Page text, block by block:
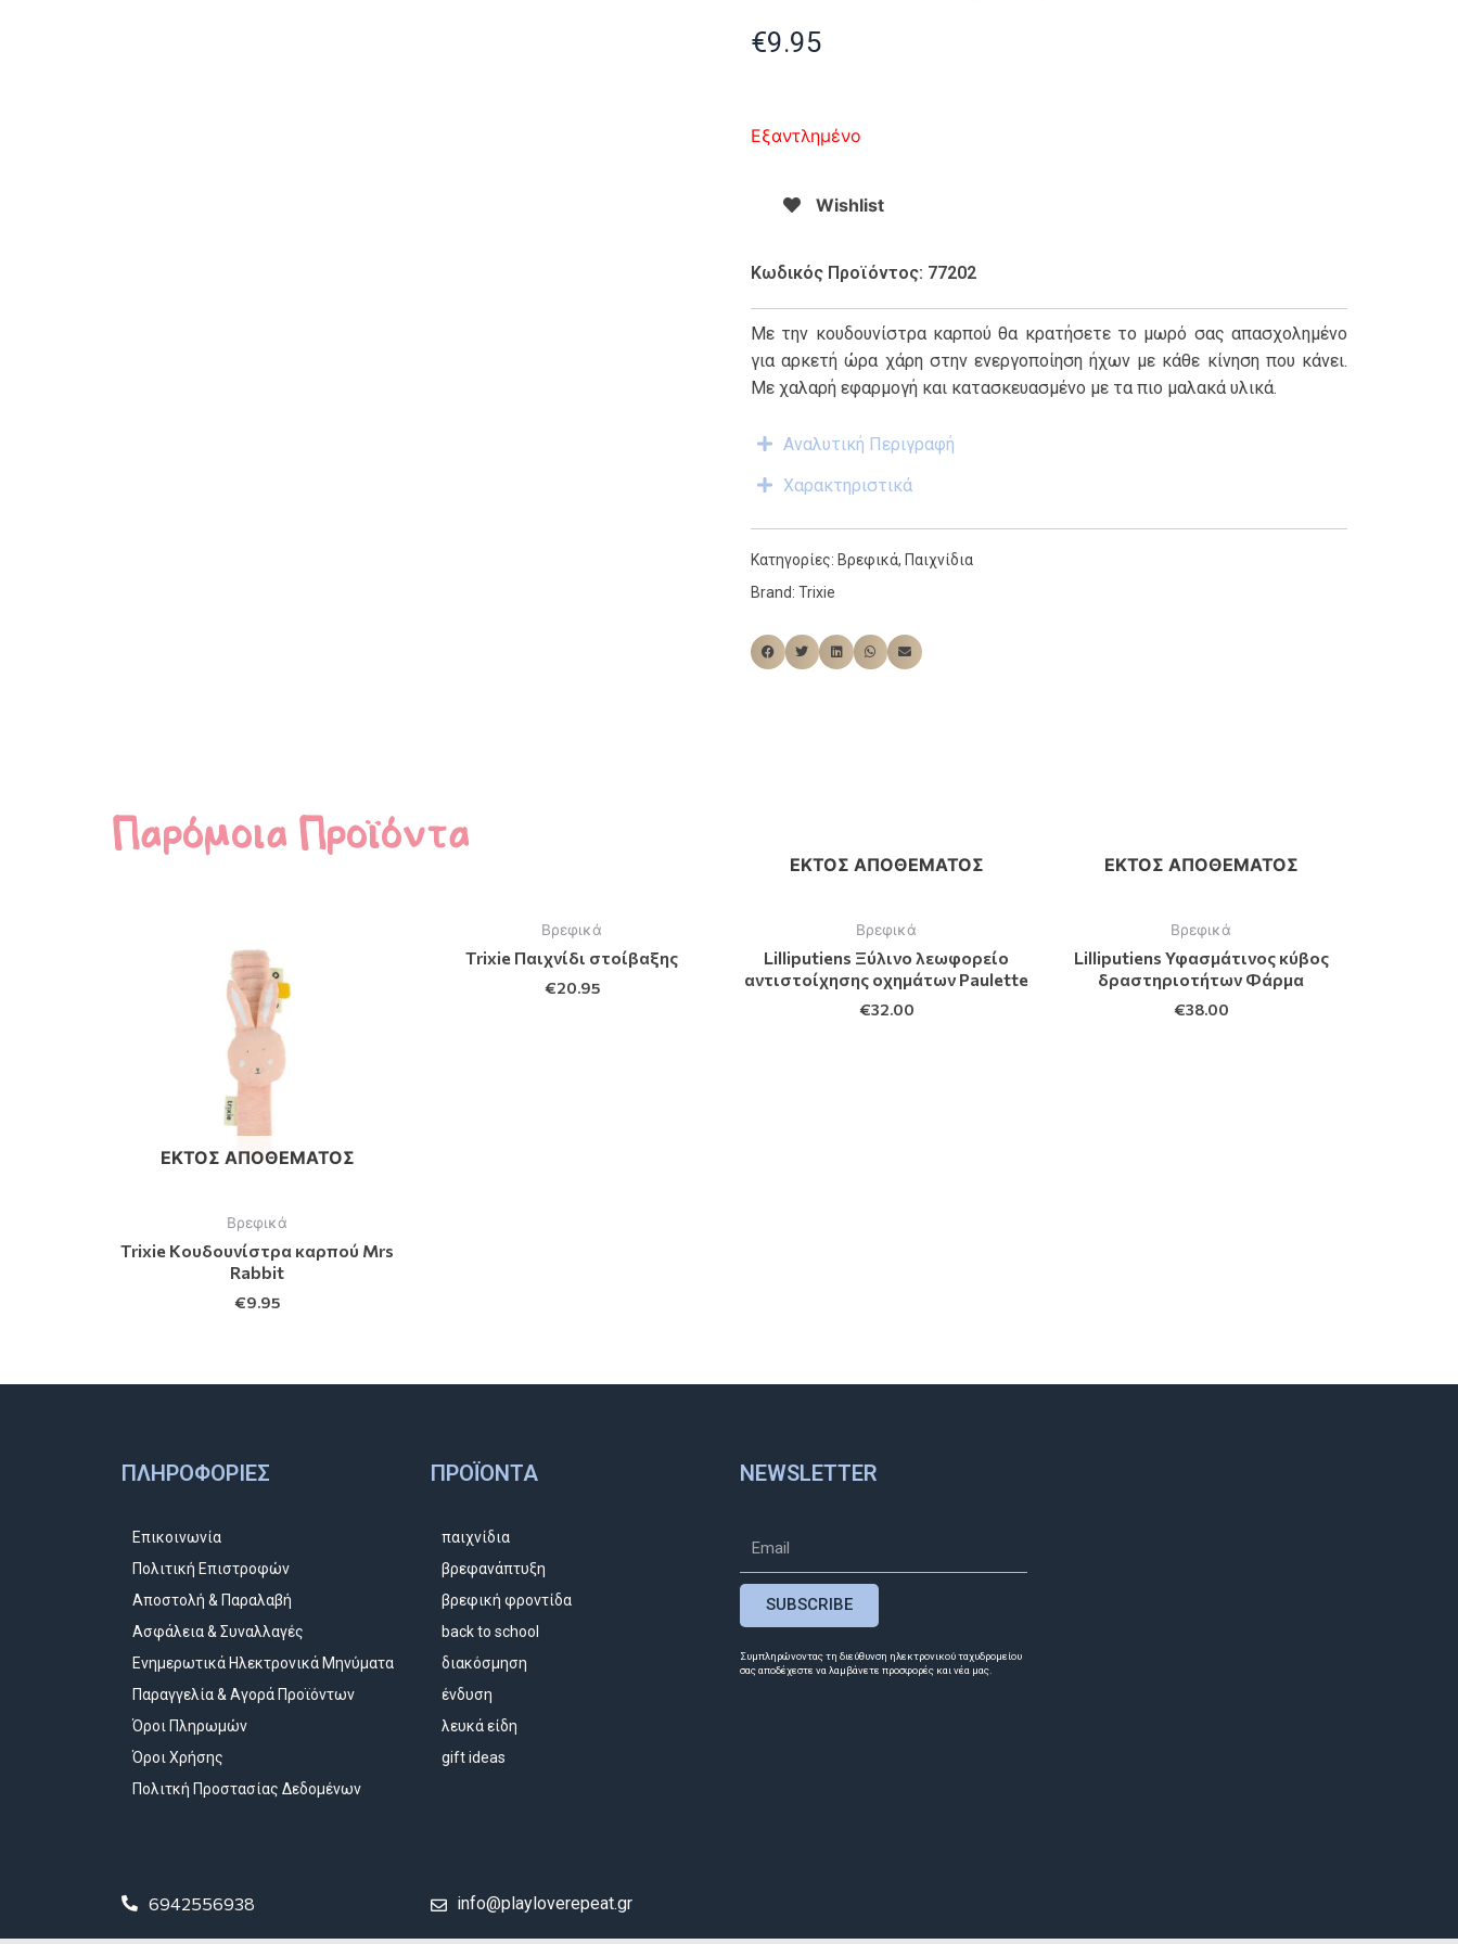
€9.95
Εξαντλημένο
Wishlist
Κωδικός Προϊόντος: 77202
Με την κουδουνίστρα καρπού θα κρατήσετε το μωρό σας απασχολημένο
για αρκετή ώρα χάρη στην ενεργοποίηση ήχων με κάθε κίνηση που κάνει.
Με χαλαρή εφαρμογή και κατασκευασμένο με τα πιο μαλακά υλικά.
Αναλυτική Περιγραφή
Χαρακτηριστικά
Κατηγορίες: Βρεφικά, Παιχνίδια
Brand: Trixie
Παρόμοια Προϊόντα
ΕΚΤΌΣ ΑΠΟΘΈΜΑΤΟΣ
Βρεφικά
Trixie Kουδουνίστρα καρπού Mrs
Rabbit
€9.95
Βρεφικά
Trixie Παιχνίδι στοίβαξης
€20.95
ΕΚΤΌΣ ΑΠΟΘΈΜΑΤΟΣ
Βρεφικά
Lilliputiens Ξύλινο λεωφορείο
αντιστοίχησης οχημάτων Paulette
€32.00
ΕΚΤΌΣ ΑΠΟΘΈΜΑΤΟΣ
Βρεφικά
Lilliputiens Υφασμάτινος κύβος
δραστηριοτήτων Φάρμα
€38.00
ΠΛΗΡΟΦΟΡΊΕΣ
Επικοινωνία
Πολιτική Επιστροφών
Αποστολή & Παραλαβή
Ασφάλεια & Συναλλαγές
Ενημερωτικά Ηλεκτρονικά Μηνύματα
Παραγγελία & Αγορά Προϊόντων
Όροι Πληρωμών
Όροι Χρήσης
Πολιτκή Προστασίας Δεδομένων
ΠΡΟΪΌΝΤΑ
παιχνίδια
βρεφανάπτυξη
βρεφική φροντίδα
back to school
διακόσμηση
ένδυση
λευκά είδη
gift ideas
NEWSLETTER
SUBSCRIBE
Συμπληρώνοντας τη διεύθυνση ηλεκτρονικού ταχυδρομείου
σας αποδέχεστε να λαμβάνετε προσφορές και νέα μας.
6942556938 info@playloverepeat.gr